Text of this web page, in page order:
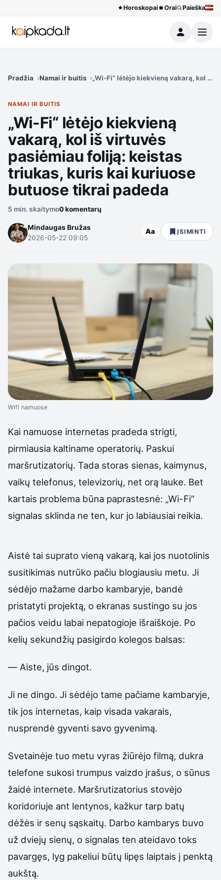
Horoskopai Orai Paieška
Meniu
Pradžia Namai ir buitis „Wi-Fi“ lėtėjo kiekvieną vakarą, kol iš
NAMAI IR BUITIS
„Wi-Fi“ lėtėjo kiekvieną
vakarą, kol iš virtuvės
pasiėmiau foliją: keistas
triukas, kuris kai kuriuose
butuose tikrai padeda
5 min. skaitymo0 komentarų
Mindaugas Bružas
2026-05-22 09:05
Aa ĮSIMINTI
Wifi namuose
Kai namuose internetas pradeda strigti,
pirmiausia kaltiname operatorių. Paskui
maršrutizatorių. Tada storas sienas, kaimynus,
vaikų telefonus, televizorių, net orą lauke. Bet
kartais problema būna paprastesnė: „Wi-Fi“
signalas sklinda ne ten, kur jo labiausiai reikia.
Aistė tai suprato vieną vakarą, kai jos nuotolinis
susitikimas nutrūko pačiu blogiausiu metu. Ji
sėdėjo mažame darbo kambaryje, bandė
pristatyti projektą, o ekranas sustingo su jos
pačios veidu labai nepatogioje išraiškoje. Po
kelių sekundžių pasigirdo kolegos balsas:
— Aiste, jūs dingot.
Ji ne dingo. Ji sėdėjo tame pačiame kambaryje,
tik jos internetas, kaip visada vakarais,
nusprendė gyventi savo gyvenimą.
Svetainėje tuo metu vyras žiūrėjo filmą, dukra
telefone sukosi trumpus vaizdo įrašus, o sūnus
žaidė internete. Maršrutizatorius stovėjo
koridoriuje ant lentynos, kažkur tarp batų
dėžės ir senų sąskaitų. Darbo kambarys buvo
už dviejų sienų, o signalas ten ateidavo toks
pavargęs, lyg pakeliui būtų lipęs laiptais į penktą
aukštą.